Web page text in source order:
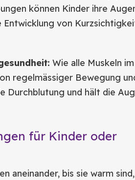
können Kinder ihre
von
Wie alle Muskeln
regelmässiger Bewegung
Durchblutung und hält die
für Kinder oder
aneinander, bis sie warm